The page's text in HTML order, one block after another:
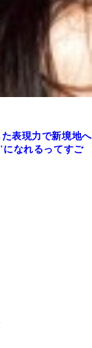
表現力で新境地へ
になれるってすご